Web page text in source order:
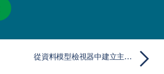
從資料模型檢視器中建立主維度